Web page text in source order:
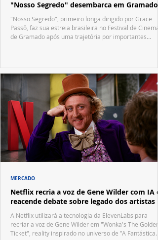
"Nosso Segredo" desembarca em Gramado
"Nosso Segredo", primeiro longa dirigido por Grace
Passô, faz sua estreia brasileira no Festival de Cinema
de Gramado após uma trajetória por importantes
Netflix recria a voz de Gene Wilder com IA e
reacende debate sobre legado dos artistas
A Netflix utilizará a tecnologia da ElevenLabs para
recriar a voz de Gene Wilder em "Wonka's The Golden
Ticket", reality inspirado no universo de "A Fantástica
MERCADO